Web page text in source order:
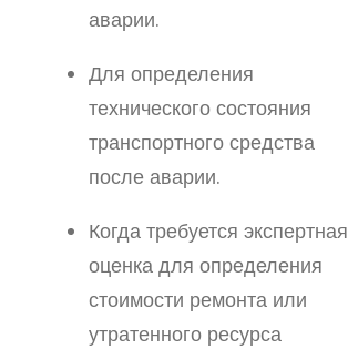
аварии.
Для определения
технического состояния
транспортного средства
после аварии.
Когда требуется экспертная
оценка для определения
стоимости ремонта или
утратенного ресурса